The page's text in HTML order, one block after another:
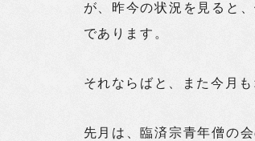
が、昨今の状況を見ると
であります。
それならばと、また今月
先月は、臨済宗青年僧の